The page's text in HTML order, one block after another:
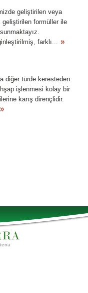
geliştirilen veya
geliştirilen formüller ile
farklı...
diğer türde keresteden
işlenmesi kolay bir
karış dirençlidir.